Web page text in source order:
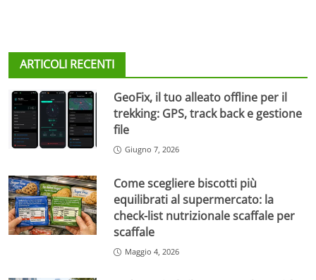
ARTICOLI RECENTI
GeoFix, il tuo alleato offline per il
trekking: GPS, track back e gestione
file
Giugno 7, 2026
Come scegliere biscotti più
equilibrati al supermercato: la
check-list nutrizionale scaffale per
scaffale
Maggio 4, 2026